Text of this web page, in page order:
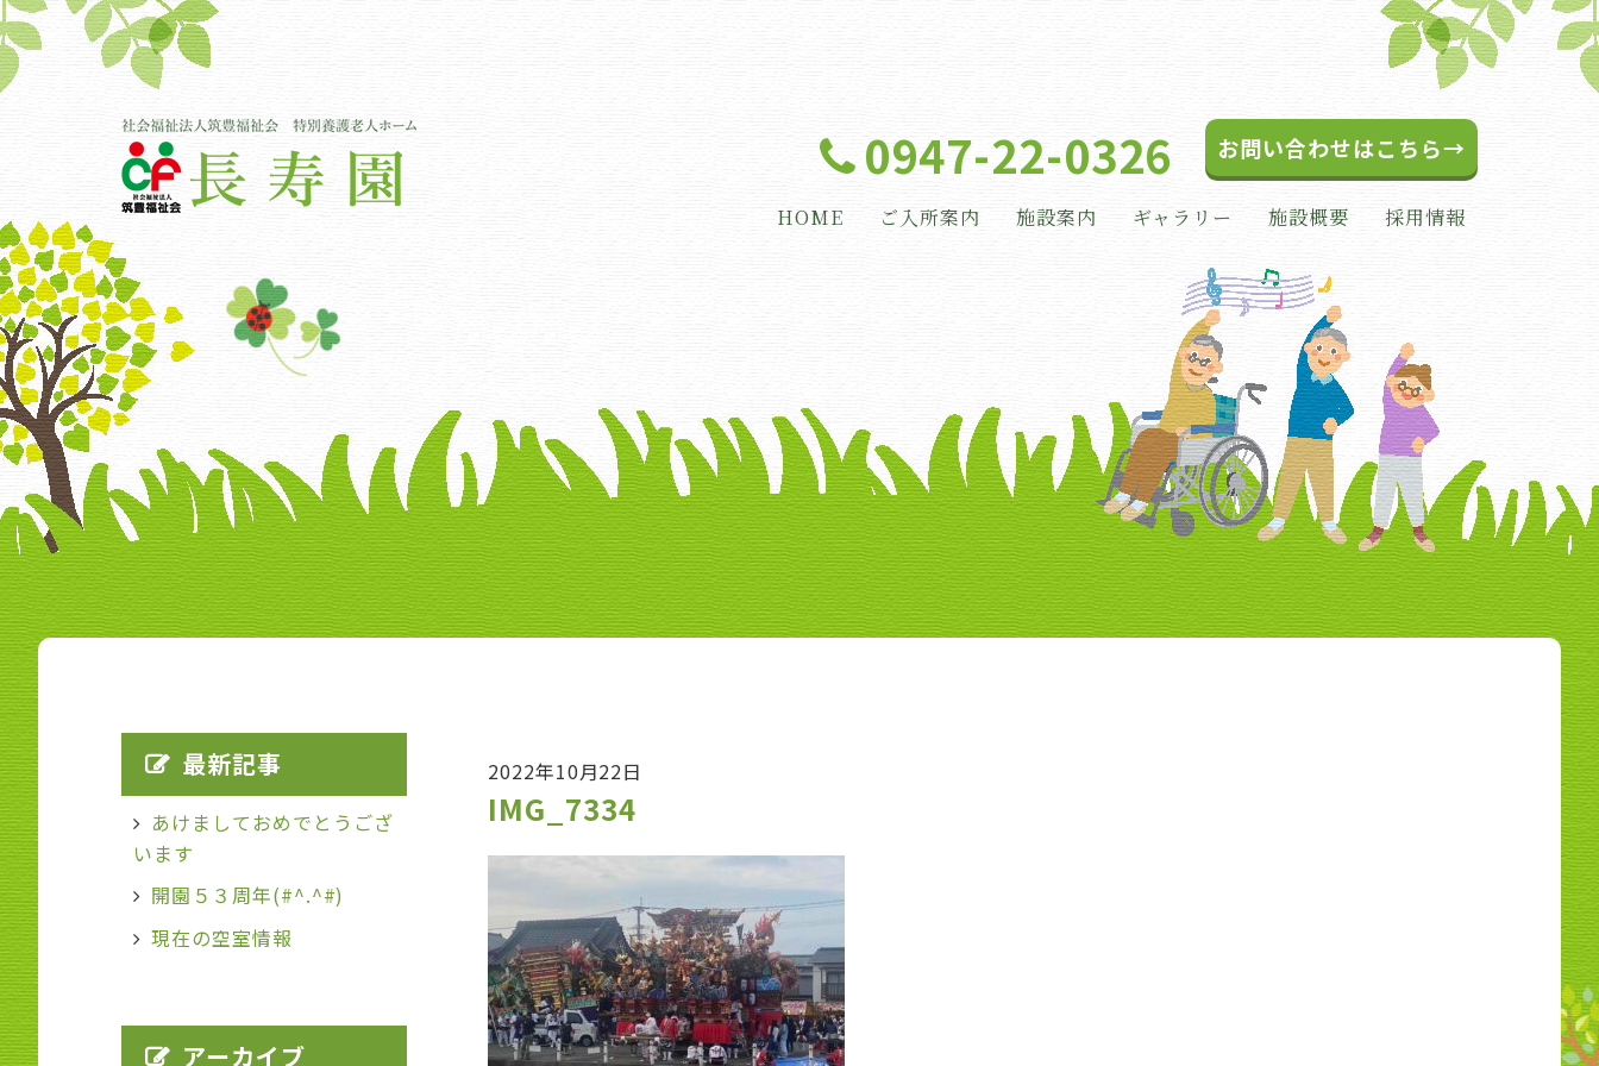
0947-22-0326 お問い合わせはこちら→
HOME ご入所案内 施設案内 ギャラリー 施設概要 採用情報
2022年10月22日
IMG_7334
最新記事
あけましておめでとうござ
います
開園５３周年(#^.^#)
現在の空室情報
アーカイブ